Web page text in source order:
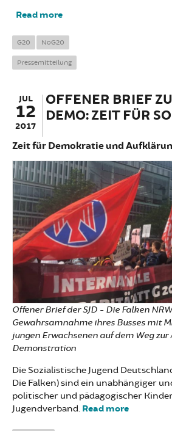
Read more
G20 NoG20
Pressemitteilung
JUL
12
2017
OFFENER BRIEF
DEMO: ZEIT FÜR
Zeit für Demokratie und
Offener Brief der SJD - Die Falken
Gewahrsamnahme ihres Busses mit
jungen Erwachsenen auf dem Weg
Demonstration
Die Sozialistische Jugend
Die Falken) sind ein unabhängiger
politischer und pädagogischer
Jugendverband. Read more